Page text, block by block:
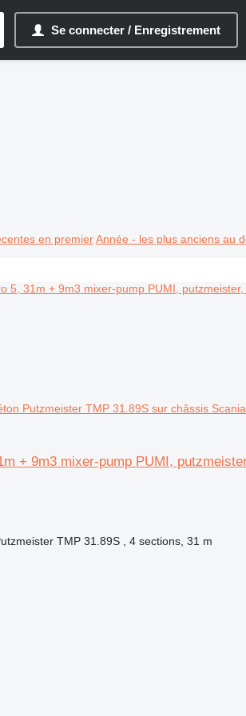
Se connecter / Enregistrement
en premier Année - les plus anciens au
Putzmeister TMP 31.89S sur châssis
+ 9m3 mixer-pump PUMI,
TMP 31.89S , 4 sections, 31 m